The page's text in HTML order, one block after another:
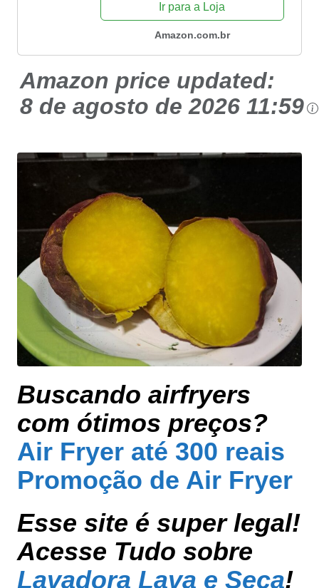
Ir para a Loja
Amazon.com.br
Amazon price updated:
8 de agosto de 2026 11:59
Buscando airfryers
com ótimos preços?
Air Fryer até 300 reais
Promoção de Air Fryer
Esse site é super legal!
Acesse Tudo sobre
Lavadora Lava e Seca!